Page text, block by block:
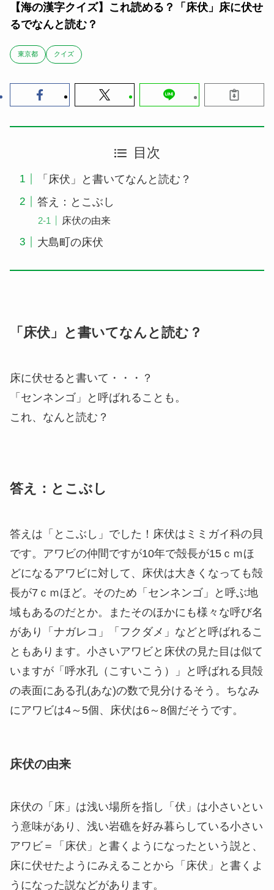
【海の漢字クイズ】これ読める？「床伏」床に伏せ
るでなんと読む？
東京都 クイズ
目次
「床伏」と書いてなんと読む？
答え：とこぶし
床伏の由来
大島町の床伏
「床伏」と書いてなんと読む？
床に伏せると書いて・・・？
「センネンゴ」と呼ばれることも。
これ、なんと読む？
答え：とこぶし
答えは「とこぶし」でした！床伏はミミガイ科の貝
です。アワビの仲間ですが10年で殻長が15ｃｍほ
どになるアワビに対して、床伏は大きくなっても殻
長が7ｃｍほど。そのため「センネンゴ」と呼ぶ地
域もあるのだとか。またそのほかにも様々な呼び名
があり「ナガレコ」「フクダメ」などと呼ばれるこ
ともあります。小さいアワビと床伏の見た目は似て
いますが「呼水孔（こすいこう）」と呼ばれる貝殻
の表面にある孔(あな)の数で見分けるそう。ちなみ
にアワビは4～5個、床伏は6～8個だそうです。
床伏の由来
床伏の「床」は浅い場所を指し「伏」は小さいとい
う意味があり、浅い岩礁を好み暮らしている小さい
アワビ＝「床伏」と書くようになったという説と、
床に伏せたようにみえることから「床伏」と書くよ
うになった説などがあります。